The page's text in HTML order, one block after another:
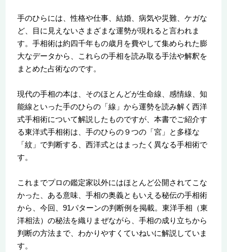
手のひらには、性格や仕事、結婚、病気や災難、ケガな
ど、目に見えないさまざまな運勢が現れると言われま
す。手相術は約四千年もの歳月を費やして集められた膨
大なデータから、これらの手相を読み取る手法や解釈を
まとめた占術なのです。
現代の手相の本は、そのほとんどが生命線、感情線、知
能線といった手のひらの「線」から運勢を読み解く西洋
式手相術について解説したものですが、本書でご紹介す
る東洋式手相術は、手のひらの９つの「宮」と多様な
「紋」で判断する、西洋式とはまったく異なる手相術で
す。
これまでプロの鑑定家以外にはほとんど公開されてこな
かった、ある意味、手相の奥義ともいえる秘伝の手相術
から、今回、91パターンの判断例を掲載。東洋手相（東
洋相法）の秘法を織りまぜながら、手相の成り立ちから
判断の方法まで、わかりやすくていねいに解説していま
す。